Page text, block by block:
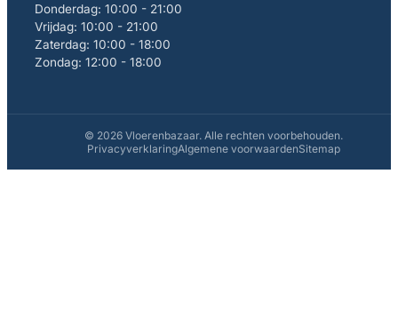
Donderdag: 10:00 - 21:00
Vrijdag: 10:00 - 21:00
Zaterdag: 10:00 - 18:00
Zondag: 12:00 - 18:00
© 2026 Vloerenbazaar. Alle rechten voorbehouden.
PrivacyverklaringAlgemene voorwaardenSitemap